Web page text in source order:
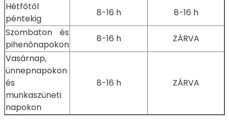
Hétfőtől
péntekig
8-16 h
8-16 h
Szombaton és
pihenőnapokon
8-16 h
ZÁRVA
Vasárnap,
ünnepnapokon
és
munkaszüneti
napokon
8-16 h ZÁRVA